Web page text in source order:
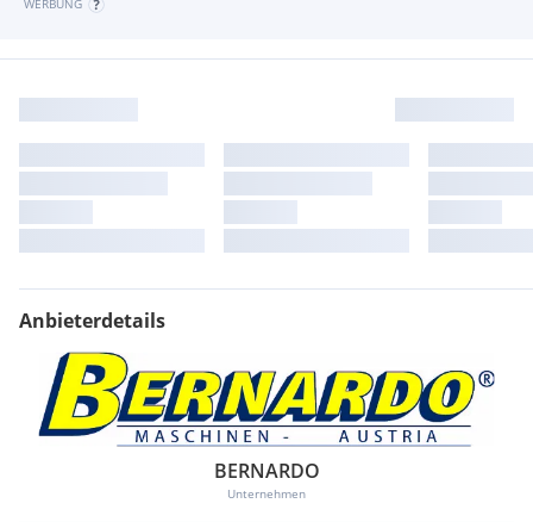
Anbieterdetails
BERNARDO
Unternehmen